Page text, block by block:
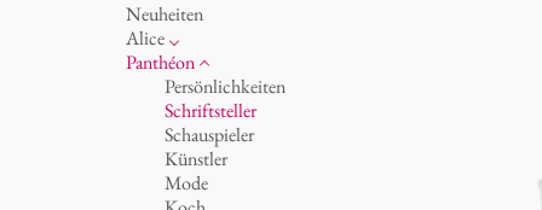
Neuheiten
Alice
Porzellan
Ozean
Tassen 'Glam' weiß
Tassen - weiß
Tassen 'Glam'
Tassen 'de Luxe'
Panthéon
Persönlichkeiten
Schriftsteller
Schauspieler
Künstler
Mode